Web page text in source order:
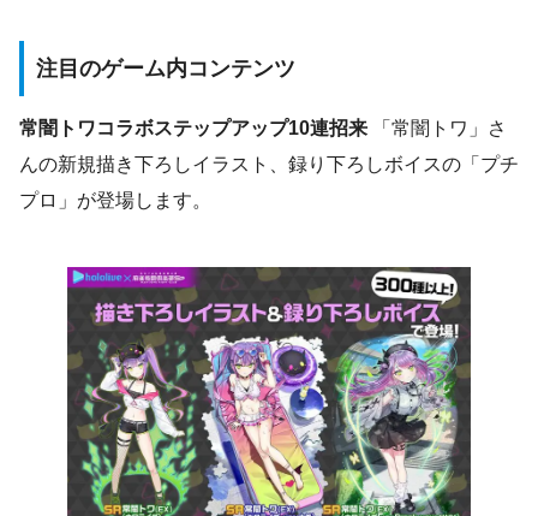
注目のゲーム内コンテンツ
常闇トワコラボステップアップ10連招来 「常闇トワ」さ
んの新規描き下ろしイラスト、録り下ろしボイスの「プチ
プロ」が登場します。